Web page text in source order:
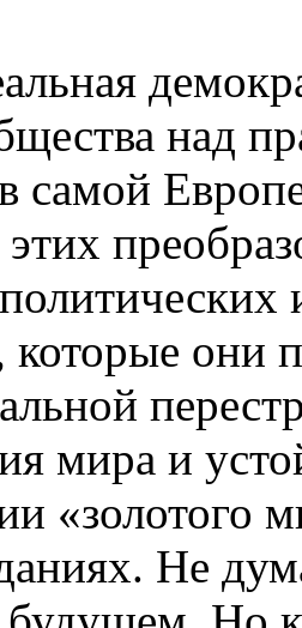
над
самой
они
мира и
«золотого
Не